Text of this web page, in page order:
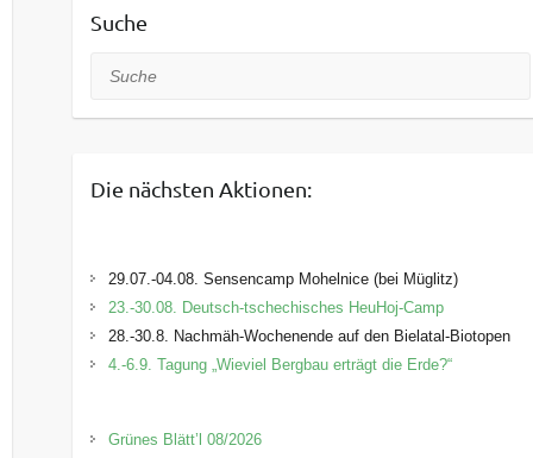
Suche
Suche
Die nächsten Aktionen:
29.07.-04.08. Sensencamp Mohelnice (bei Müglitz)
23.-30.08. Deutsch-tschechisches HeuHoj-Camp
28.-30.8. Nachmäh-Wochenende auf den Bielatal-Biotopen
4.-6.9. Tagung „Wieviel Bergbau erträgt die Erde?“
Grünes Blätt’l 08/2026